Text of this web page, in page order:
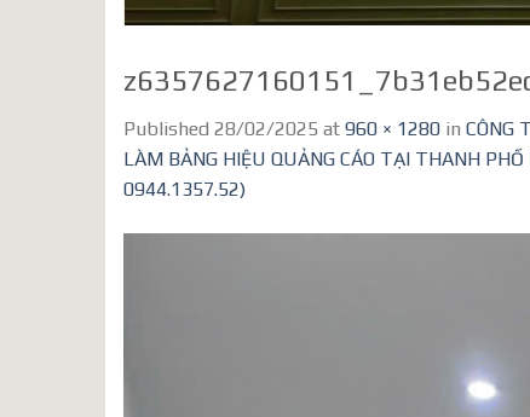
Published 28/02/2025 at 960 × 1280 in CÔNG
LÀM BẢNG HIỆU QUẢNG CÁO TẠI THANH
0944.1357.52)